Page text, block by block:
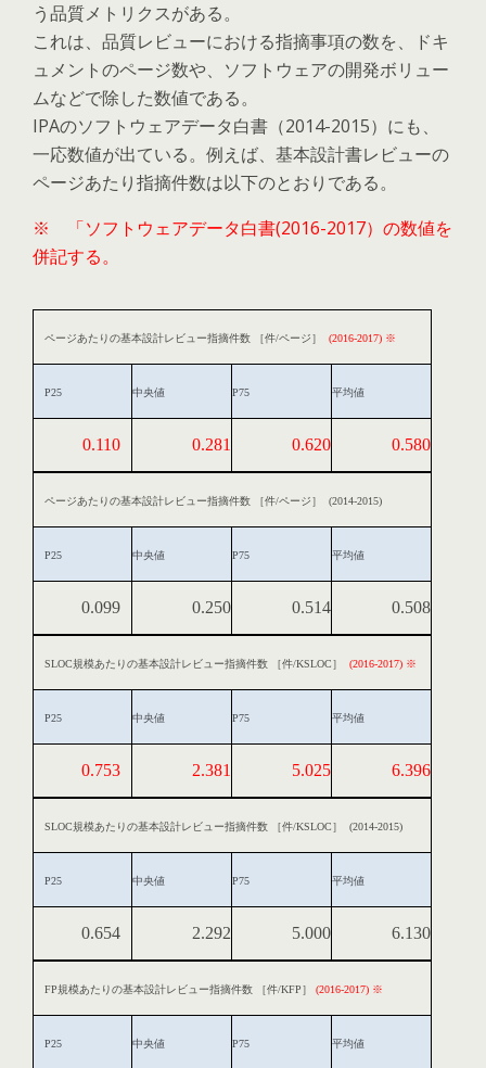
う品質メトリクスがある。
これは、品質レビューにおける指摘事項の数を、ドキ
ュメントのページ数や、ソフトウェアの開発ボリュー
ムなどで除した数値である。
IPAのソフトウェアデータ白書（2014-2015）にも、
一応数値が出ている。例えば、基本設計書レビューの
ページあたり指摘件数は以下のとおりである。
※ 「ソフトウェアデータ白書(2016-2017）の数値を
併記する。
ページあたりの基本設計レビュー指摘件数 ［件/ページ］ (2016-2017) ※
P25 中央値 P75 平均値
0.110 0.281 0.620 0.580
ページあたりの基本設計レビュー指摘件数 ［件/ページ］ (2014-2015)
P25 中央値 P75 平均値
0.099 0.250 0.514 0.508
SLOC規模あたりの基本設計レビュー指摘件数 ［件/KSLOC］ (2016-2017) ※
P25 中央値 P75 平均値
0.753 2.381 5.025 6.396
SLOC規模あたりの基本設計レビュー指摘件数 ［件/KSLOC］ (2014-2015)
P25 中央値 P75 平均値
0.654 2.292 5.000 6.130
FP規模あたりの基本設計レビュー指摘件数 ［件/KFP］ (2016-2017) ※
P25 中央値 P75 平均値